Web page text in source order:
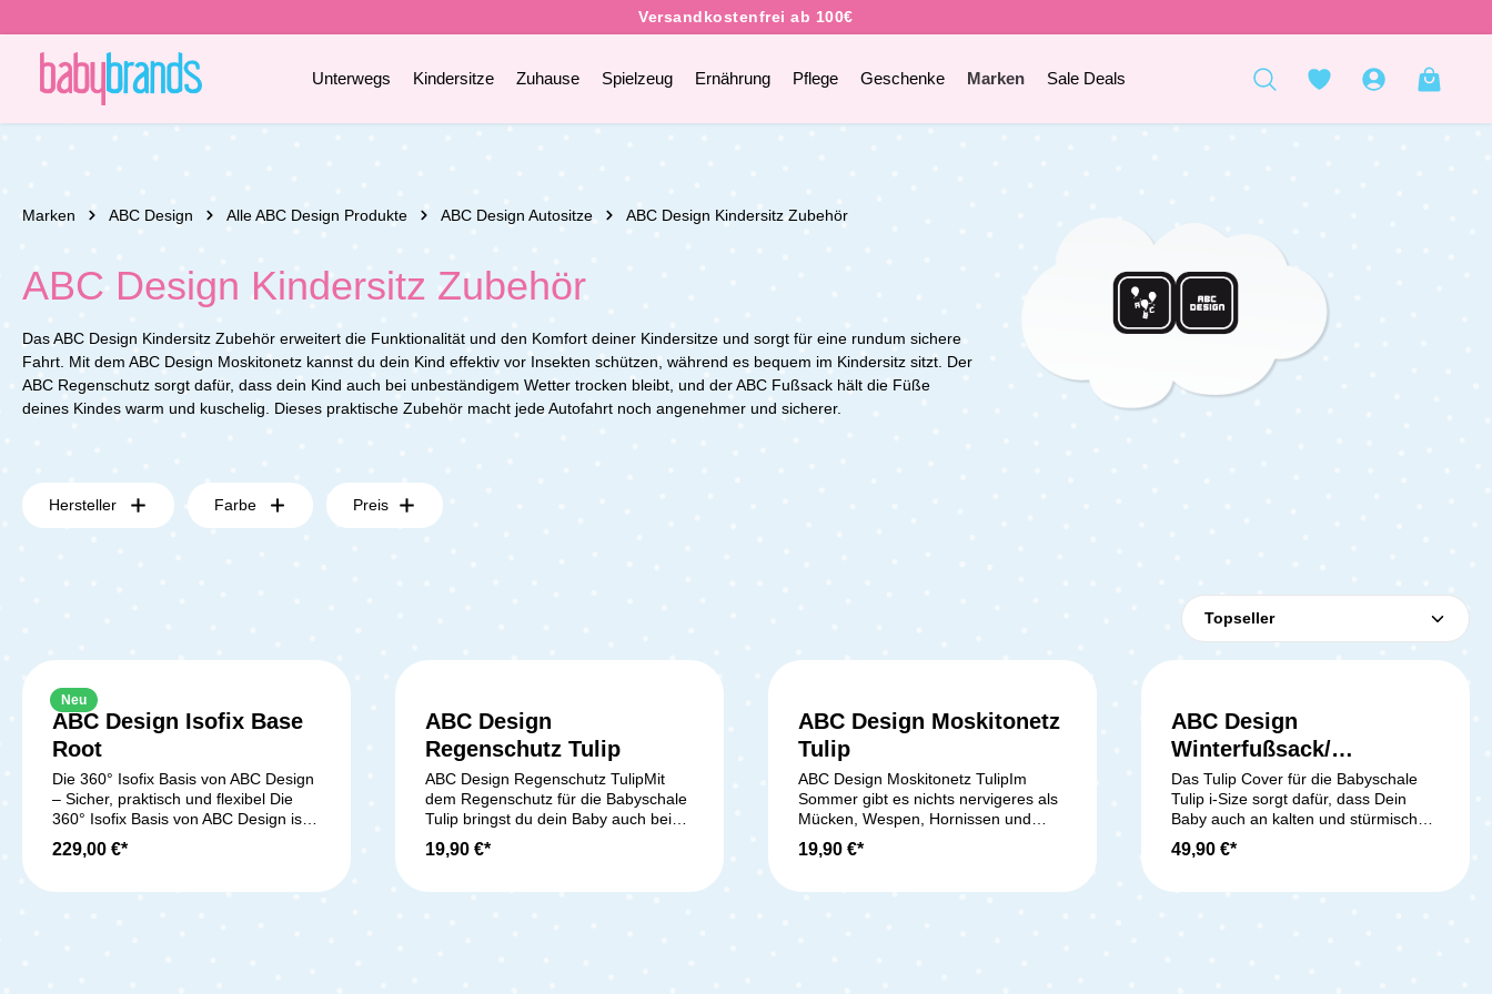
Unterwegs Kindersitze Zuhause Spielzeug Ernährung Pflege Geschenke Marken Sale Deals
Marken ABC Design Alle ABC Design Produkte ABC Design Autositze ABC Design Kindersitz Zubehör
ABC Design Kindersitz Zubehör
Das ABC Design Kindersitz Zubehör erweitert die Funktionalität und den Komfort deiner Kindersitze und sorgt für eine rundum sichere
Fahrt. Mit dem ABC Design Moskitonetz kannst du dein Kind effektiv vor Insekten schützen, während es bequem im Kindersitz sitzt. Der
ABC Regenschutz sorgt dafür, dass dein Kind auch bei unbeständigem Wetter trocken bleibt, und der ABC Fußsack hält die Füße
deines Kindes warm und kuschelig. Dieses praktische Zubehör macht jede Autofahrt noch angenehmer und sicherer.
Hersteller Farbe Preis
Neu
ABC Design Isofix Base
Root
Die 360° Isofix Basis von ABC Design
– Sicher, praktisch und flexibel Die
360° Isofix Basis von ABC Design ist
die ideale Ergänzung für die
Babyschale Tulip i-Size und den
229,00 €*
ABC Design
Regenschutz Tulip
ABC Design Regenschutz TulipMit
dem Regenschutz für die Babyschale
Tulip bringst du dein Baby auch bei
Regen trocken ins Auto.
Lieferumfang: 1 x ABC Design
19,90 €*
ABC Design Moskitonetz
Tulip
ABC Design Moskitonetz TulipIm
Sommer gibt es nichts nervigeres als
Mücken, Wespen, Hornissen und
andere lästige Insekten. Diese
können auch leicht den Weg ins
19,90 €*
ABC Design
Winterfußsack/
Wintercover für Tulip
Das Tulip Cover für die Babyschale
Tulip i-Size sorgt dafür, dass Dein
Baby auch an kalten und stürmischen
Tagen kuschelig warm bleibt. Gefertigt
aus flauschigem Thermo-Fleece
49,90 €*